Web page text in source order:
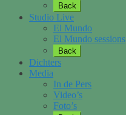
Back
Studio Live
El Mundo
El Mundo sessions
Back
Dichters
Media
In de Pers
Video’s
Foto’s